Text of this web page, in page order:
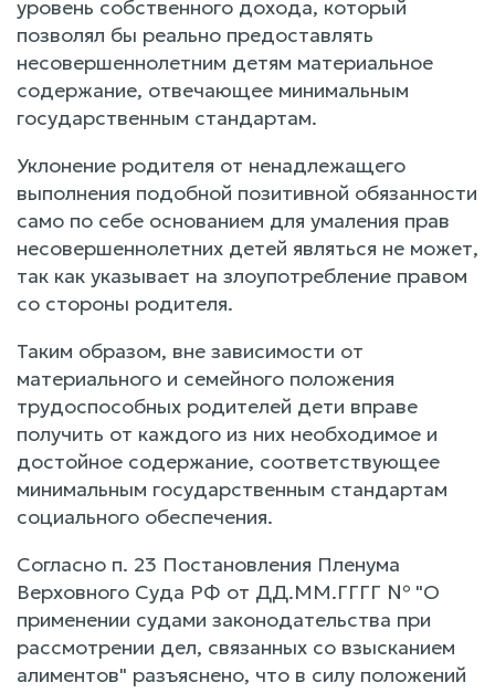
уровень собственного дохода, который
позволял бы реально предоставлять
несовершеннолетним детям материальное
содержание, отвечающее минимальным
государственным стандартам.
Уклонение родителя от ненадлежащего
выполнения подобной позитивной обязанности
само по себе основанием для умаления прав
несовершеннолетних детей являться не может,
так как указывает на злоупотребление правом
со стороны родителя.
Таким образом, вне зависимости от
материального и семейного положения
трудоспособных родителей дети вправе
получить от каждого из них необходимое и
достойное содержание, соответствующее
минимальным государственным стандартам
социального обеспечения.
Согласно п. 23 Постановления Пленума
Верховного Суда РФ от ДД.ММ.ГГГГ № "О
применении судами законодательства при
рассмотрении дел, связанных со взысканием
алиментов" разъяснено, что в силу положений